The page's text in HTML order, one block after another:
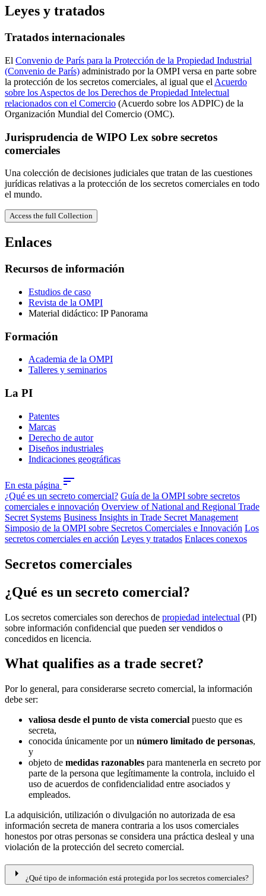
Leyes y tratados
Tratados internacionales
El Convenio de París para la Protección de la Propiedad Industrial
(Convenio de París) administrado por la OMPI versa en parte sobre
la protección de los secretos comerciales, al igual que el Acuerdo
sobre los Aspectos de los Derechos de Propiedad Intelectual
relacionados con el Comercio (Acuerdo sobre los ADPIC) de la
Organización Mundial del Comercio (OMC).
Jurisprudencia de WIPO Lex sobre secretos
comerciales
Una colección de decisiones judiciales que tratan de las cuestiones
jurídicas relativas a la protección de los secretos comerciales en todo
el mundo.
Access the full Collection
Enlaces
Recursos de información
Estudios de caso
Revista de la OMPI
Material didáctico: IP Panorama
Formación
Academia de la OMPI
Talleres y seminarios
La PI
Patentes
Marcas
Derecho de autor
Diseños industriales
Indicaciones geográficas
En esta página sort
¿Qué es un secreto comercial? Guía de la OMPI sobre secretos
comerciales e innovación Overview of National and Regional Trade
Secret Systems Business Insights in Trade Secret Management
Simposio de la OMPI sobre Secretos Comerciales e Innovación Los
secretos comerciales en acción Leyes y tratados Enlaces conexos
Secretos comerciales
¿Qué es un secreto comercial?
Los secretos comerciales son derechos de propiedad intelectual (PI)
sobre información confidencial que pueden ser vendidos o
concedidos en licencia.
What qualifies as a trade secret?
Por lo general, para considerarse secreto comercial, la información
debe ser:
valiosa desde el punto de vista comercial puesto que es
secreta,
conocida únicamente por un número limitado de personas,
y
objeto de medidas razonables para mantenerla en secreto por
parte de la persona que legítimamente la controla, incluido el
uso de acuerdos de confidencialidad entre asociados y
empleados.
La adquisición, utilización o divulgación no autorizada de esa
información secreta de manera contraria a los usos comerciales
honestos por otras personas se considera una práctica desleal y una
violación de la protección del secreto comercial.
arrow_right ¿Qué tipo de información está protegida por los secretos comerciales?